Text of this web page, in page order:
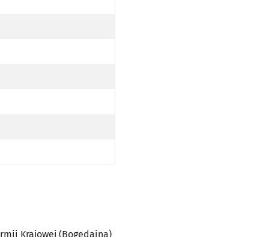
ARMII KRAJOWEJ (BOGEDAINA) PO TRASIE)
Krajowej (Bogedaina)